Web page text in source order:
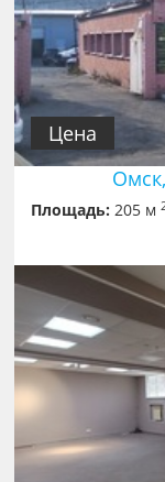
Цена
Площадь: 205 м